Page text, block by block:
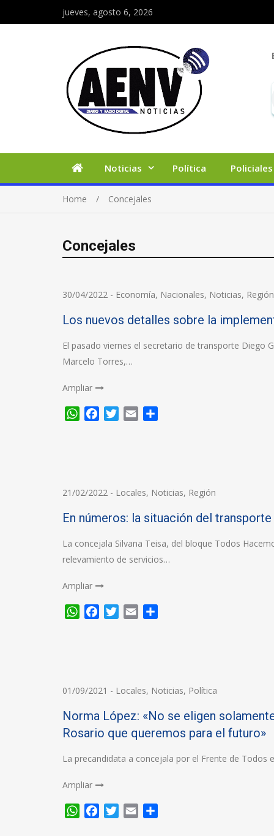
jueves, agosto 6, 2026
Noticias Política Policiales
Home Concejales
Concejales
30/04/2022 - Economía, Nacionales, Noticias, Región
Los nuevos detalles sobre la
El pasado viernes el secretario de transporte Diego
Marcelo Torres,…
Ampliar
WhatsApp
FacebookTwitter
Email
21/02/2022 - Locales, Noticias, Región
En números: la situación del
La concejala Silvana Teisa, del bloque Todos
relevamiento de servicios…
Ampliar
WhatsApp
FacebookTwitter
Email
01/09/2021 - Locales, Noticias, Política
Norma López: «No se eligen
Rosario que queremos para el futuro»
La precandidata a concejala por el Frente de Todos
Ampliar
WhatsApp
FacebookTwitter
Email